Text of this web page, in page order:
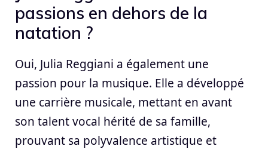
passions en dehors de la
natation ?
Oui, Julia Reggiani a également une
passion pour la musique. Elle a développé
une carrière musicale, mettant en avant
son talent vocal hérité de sa famille,
prouvant sa polyvalence artistique et